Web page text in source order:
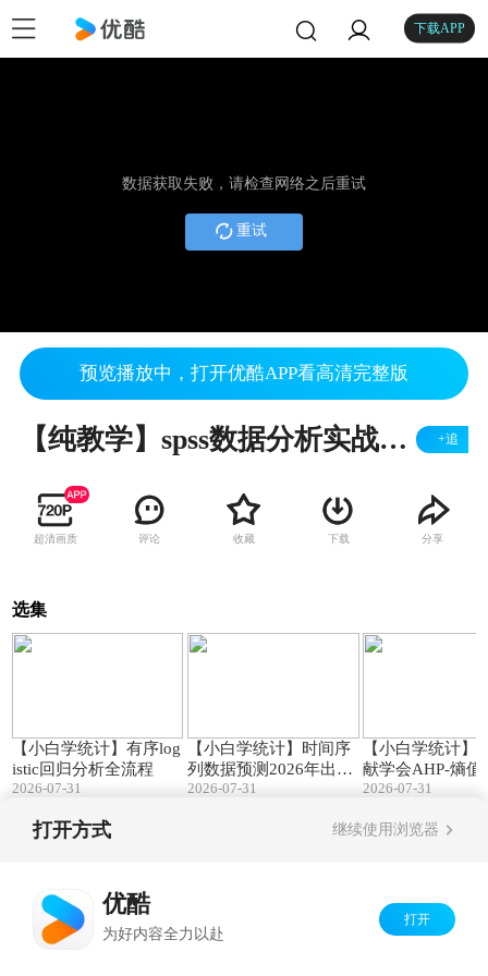
下载APP
数据获取失败，请检查网络之后重试
重试
预览播放中，打开优酷APP看高清完整版
【纯教学】spss数据分析实战系列之有序logit回归-SPSSAU实现 +追
超清画质 评论 收藏 下载 分享
选集
【小白学统计】有序log
istic回归分析全流程
2026-07-31
【小白学统计】时间序
列数据预测2026年出生
人口为710万到723万
2026-07-31
【小白学统计】
献学会AHP-熵值
指标体系构建
2026-07-31
打开方式 继续使用浏览器
优酷
为好内容全力以赴
打开